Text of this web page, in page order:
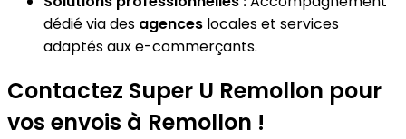
dédié via des agences locales et services
adaptés aux e-commerçants.
Contactez Super U Remollon pour
vos envois à Remollon !